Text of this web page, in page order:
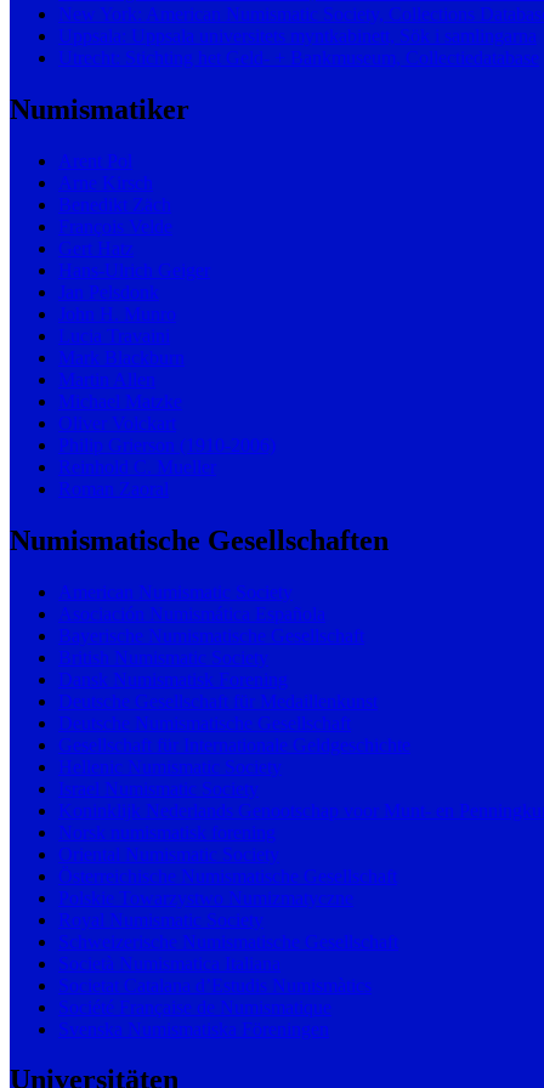
New York: American Numismatic Society, Collections
Uppsala: Uppsala universitets myntkabinett, Sök i samlingarna
Utrecht: Stichting het Geld- + Bankmuseum, Collectiedatabase
Numismatiker
Arent Pol
Arne Kirsch
Benedikt Zäch
François Velde
Gert Hatz
Hans-Ulrich Geiger
Jan Pelsdonk
John H. Munro
Lucia Travaini
Mark Blackburn
Martin Allen
Michael Matzke
Oliver Volckart
Philip Grierson (1910-2006)
Reinhold C. Mueller
Roman Zaoral
Numismatische Gesellschaften
American Numismatic Society
Asociación Numismática Española
Bayerische Numismatische Gesellschaft
British Numismatic Society
Dansk Numismatisk Forening
Deutsche Gesellschaft für Medaillenkunst
Deutsche Numismatische Gesellschaft
Gesellschaft für Internationale Geldgeschichte
Hellenic Numismatic Society
Israel Numismatic Society
Koninklijk Nederlands Genootschap voor Munt- en
Norsk numismatisk forening
Oriental Numismatic Society
Österreichische Numismatische Gesellschaft
Polskie Towarzystwo Numizmatyczne
Royal Numismatic Society
Schweizerische Numismatische Gesellschaft
Società Numismatica Italiana
Societat Catalana d’Estudis Numismàtics
Société Française de Numismatique
Svenska Numismatiska Föreningen
Universitäten